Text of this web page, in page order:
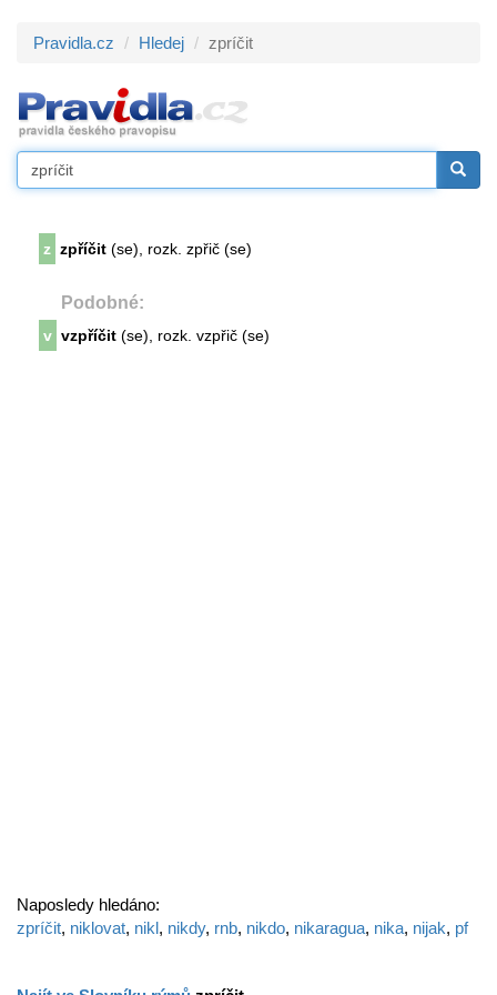
Pravidla.cz Hledej zpríčit
z zpříčit (se), rozk. zpřič (se)
Podobné:
v vzpříčit (se), rozk. vzpřič (se)
Naposledy hledáno:
zpríčit, niklovat, nikl, nikdy, rnb, nikdo, nikaragua, nika, nijak, pf